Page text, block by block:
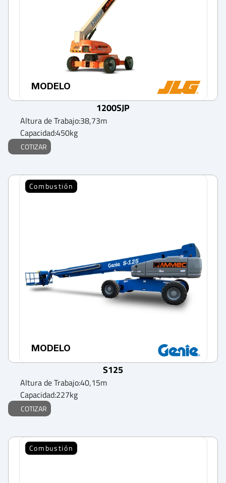
MODELO
1200SJP
Altura de Trabajo:38,73m
Capacidad:450kg
COTIZAR
Combustión
MODELO
S125
Altura de Trabajo:40,15m
Capacidad:227kg
COTIZAR
Combustión